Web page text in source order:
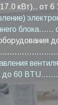
кВт).. от 6
блока......
до 60